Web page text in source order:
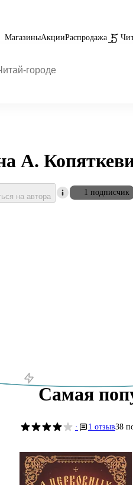
МагазиныАкцииРаспродажа
А.
на автора 1 подписчик
Самая
· 1 отзыв38